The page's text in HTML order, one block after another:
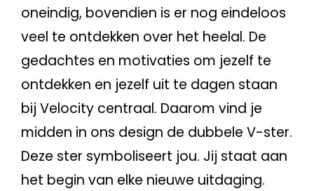
oneindig, bovendien is er nog eindeloos
veel te ontdekken over het heelal. De
gedachtes en motivaties om jezelf te
ontdekken en jezelf uit te dagen staan
bij Velocity centraal. Daarom vind je
midden in ons design de dubbele V-ster.
Deze ster symboliseert jou. Jij staat aan
het begin van elke nieuwe uitdaging.